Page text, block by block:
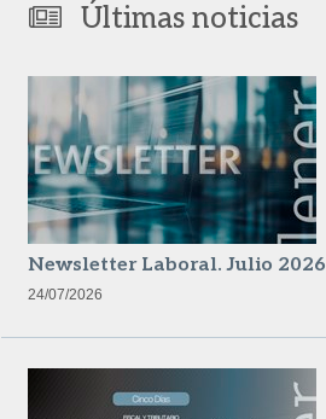
Últimas noticias
Newsletter Laboral. Julio 2026
24/07/2026